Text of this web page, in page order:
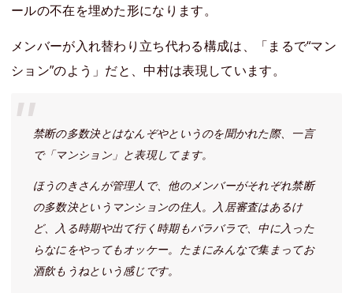
ールの不在を埋めた形になります。
メンバーが入れ替わり立ち代わる構成は、「まるで“マン
ション”のよう」だと、中村は表現しています。
禁断の多数決とはなんぞやというのを聞かれた際、一言
で「マンション」と表現してます。
ほうのきさんが管理人で、他のメンバーがそれぞれ禁断
の多数決というマンションの住人。入居審査はあるけ
ど、入る時期や出て行く時期もバラバラで、中に入った
らなにをやってもオッケー。たまにみんなで集まってお
酒飲もうねという感じです。